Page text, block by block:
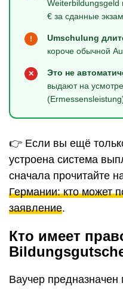
€ за сданные
! Umschulung
короче обычной
✕ Это не
выдают на
👉 Если вы ещё
устроена система
сначала прочитайте
Германии: кто может
заявление.
Кто имеет
Ваучер предназначен